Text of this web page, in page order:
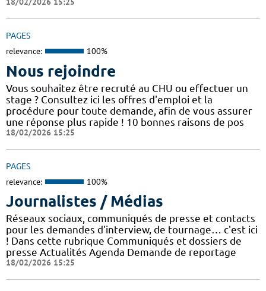
PAGES
relevance: 100%
Nous rejoindre
Vous souhaitez être recruté au CHU ou effectuer un
stage ? Consultez ici les offres d'emploi et la
procédure pour toute demande, afin de vous assurer
une réponse plus rapide ! 10 bonnes raisons de pos
18/02/2026 15:25
PAGES
relevance: 100%
Journalistes / Médias
Réseaux sociaux, communiqués de presse et contacts
pour les demandes d'interview, de tournage… c'est ici
! Dans cette rubrique Communiqués et dossiers de
presse Actualités Agenda Demande de reportage
18/02/2026 15:25